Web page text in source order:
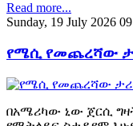
Read more...
Sunday, 19 July 2026
የሜሲ የመጨረሻው
በአሜሪካው ኒው ጀርሲ